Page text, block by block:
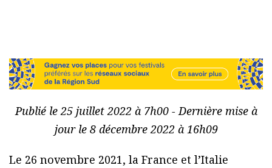
Publié le 25 juillet 2022 à 7h00 - Dernière mise à
jour le 8 décembre 2022 à 16h09
Le 26 novembre 2021, la France et l’Italie